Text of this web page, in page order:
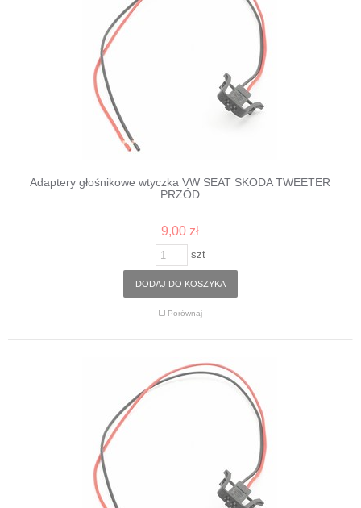
Adaptery głośnikowe wtyczka VW SEAT SKODA TWEETER
PRZÓD
9,00 zł
szt
DODAJ DO KOSZYKA
Porównaj